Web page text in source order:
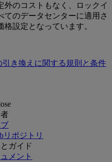
外のコストもなく、ロックイ
てのデータセンターに適用さ
設定となっています。
引き換えに関する規則と条件
リポジトリ
ガイド
メント